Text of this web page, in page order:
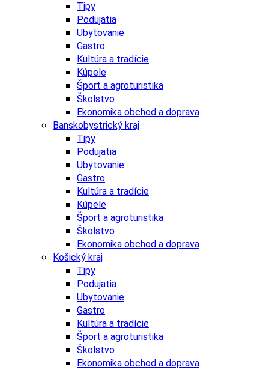
Tipy
Podujatia
Ubytovanie
Gastro
Kultúra a tradície
Kúpele
Šport a agroturistika
Školstvo
Ekonomika obchod a doprava
Banskobystrický kraj
Tipy
Podujatia
Ubytovanie
Gastro
Kultúra a tradície
Kúpele
Šport a agroturistika
Školstvo
Ekonomika obchod a doprava
Košický kraj
Tipy
Podujatia
Ubytovanie
Gastro
Kultúra a tradície
Šport a agroturistika
Školstvo
Ekonomika obchod a doprava